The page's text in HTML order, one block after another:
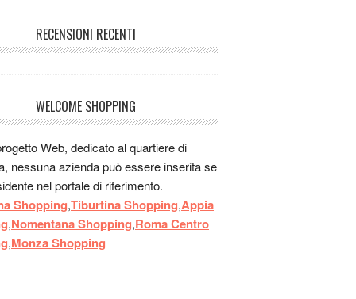
a tutti sono da poco a bologna,dove
bene la carne?
uso misiedo.com , figata
io uso misiedo.com
gnammm
un ristorante buono per un pranzo veloce
RECENSIONI RECENTI
WELCOME SHOPPING
Web, dedicato al quartiere di
nessuna azienda può essere inserita se
nel portale di riferimento.
Shopping,Tiburtina Shopping,Appia
,Nomentana Shopping,Roma Centro
,Monza Shopping